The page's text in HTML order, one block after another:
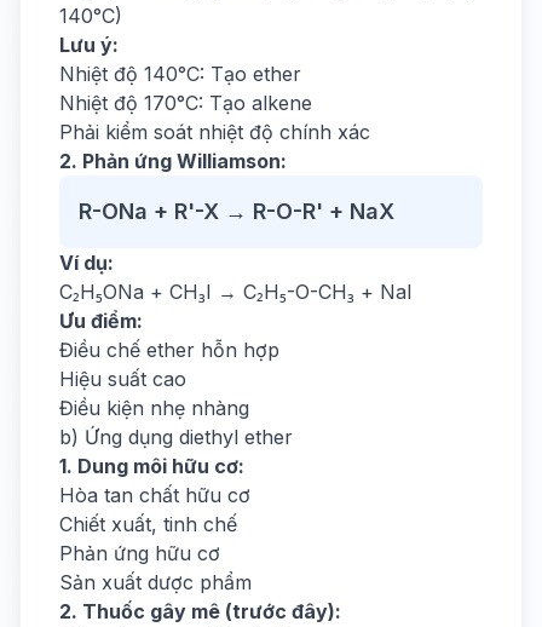
140°C)
Lưu ý:
Nhiệt độ 140°C: Tạo ether
Nhiệt độ 170°C: Tạo alkene
Phải kiểm soát nhiệt độ chính xác
2. Phản ứng Williamson:
R-ONa + R'-X → R-O-R' + NaX
Ví dụ:
C₂H₅ONa + CH₃I → C₂H₅-O-CH₃ + NaI
Ưu điểm:
Điều chế ether hỗn hợp
Hiệu suất cao
Điều kiện nhẹ nhàng
b) Ứng dụng diethyl ether
1. Dung môi hữu cơ:
Hòa tan chất hữu cơ
Chiết xuất, tinh chế
Phản ứng hữu cơ
Sản xuất dược phẩm
2. Thuốc gây mê (trước đây):